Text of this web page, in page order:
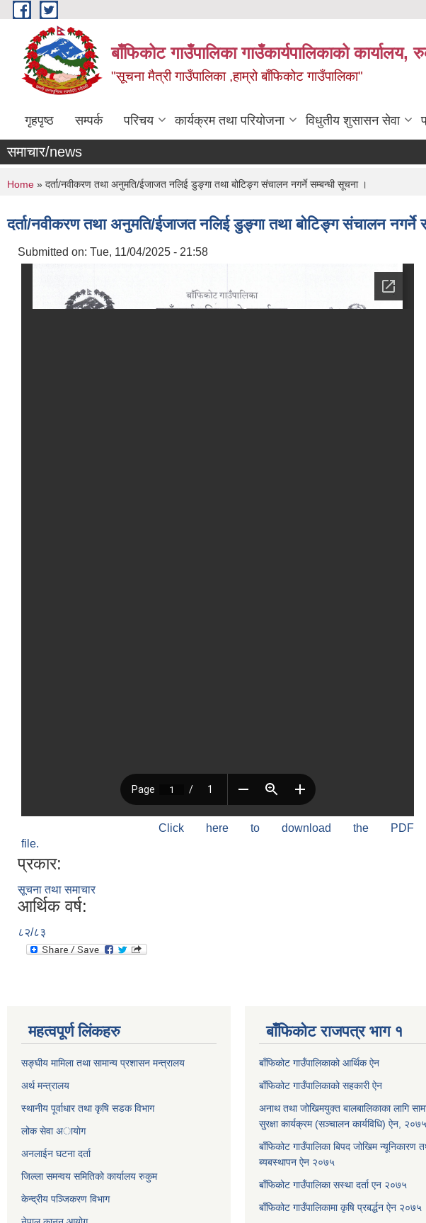
Skip to main content
बाँफिकोट गाउँपालिका गाउँकार्यपालिकाको कार्यालय,
"सूचना मैत्री गाउँपालिका ,हाम्रो बाँफिकोट गाउँपालिका"
गृहपृष्ठ सम्पर्क परिचय कार्यक्रम तथा परियोजना विधुतीय शुसासन सेवा
समाचार/news
You are here
Home » दर्ता/नवीकरण तथा अनुमति/ईजाजत नलिई डुङ्गा तथा बोटिङ्ग संचालन नगर्ने सम्बन्धी सूचना ।
दर्ता/नवीकरण तथा अनुमति/ईजाजत नलिई डुङ्गा तथा बोटिङ्ग संचालन नगर्ने
Submitted on: Tue, 11/04/2025 - 21:58
Click here to download the PDF
file.
प्रकार:
सूचना तथा समाचार
आर्थिक वर्ष:
८२/८३
महत्वपूर्ण लिंकहरु
सङ्घीय मामिला तथा सामान्य प्रशासन मन्त्रालय
अर्थ मन्त्रालय
स्थानीय पूर्वाधार तथा कृषि सडक विभाग
लोक सेवा अायाेग
अनलाईन घटना दर्ता
जिल्ला समन्वय समितिको कार्यालय रुकुम
केन्द्रीय पञ्जिकरण विभाग
बाँफिकोट राजपत्र भाग १
बाँफिकोट गाउँपालिकाको आर्थिक ऐन
बाँफिकोट गाउँपालिकाको सहकारी ऐन
अनाथ तथा जोखिमयुक्त बालबालिकाका लागि
सुरक्षा कार्यक्रम (सञ्चालन कार्यविधि) ऐन, २०७५
बाँफिकोट गाउँपालिका बिपद जोखिम न्यूनिकारण
ब्यबस्थापन ऐन २०७५
बाँफिकोट गाउँपालिका सस्था दर्ता एन २०७५
बाँफिकोट गाउँपालिकामा कृषि प्रबर्द्धन ऐन २०७५